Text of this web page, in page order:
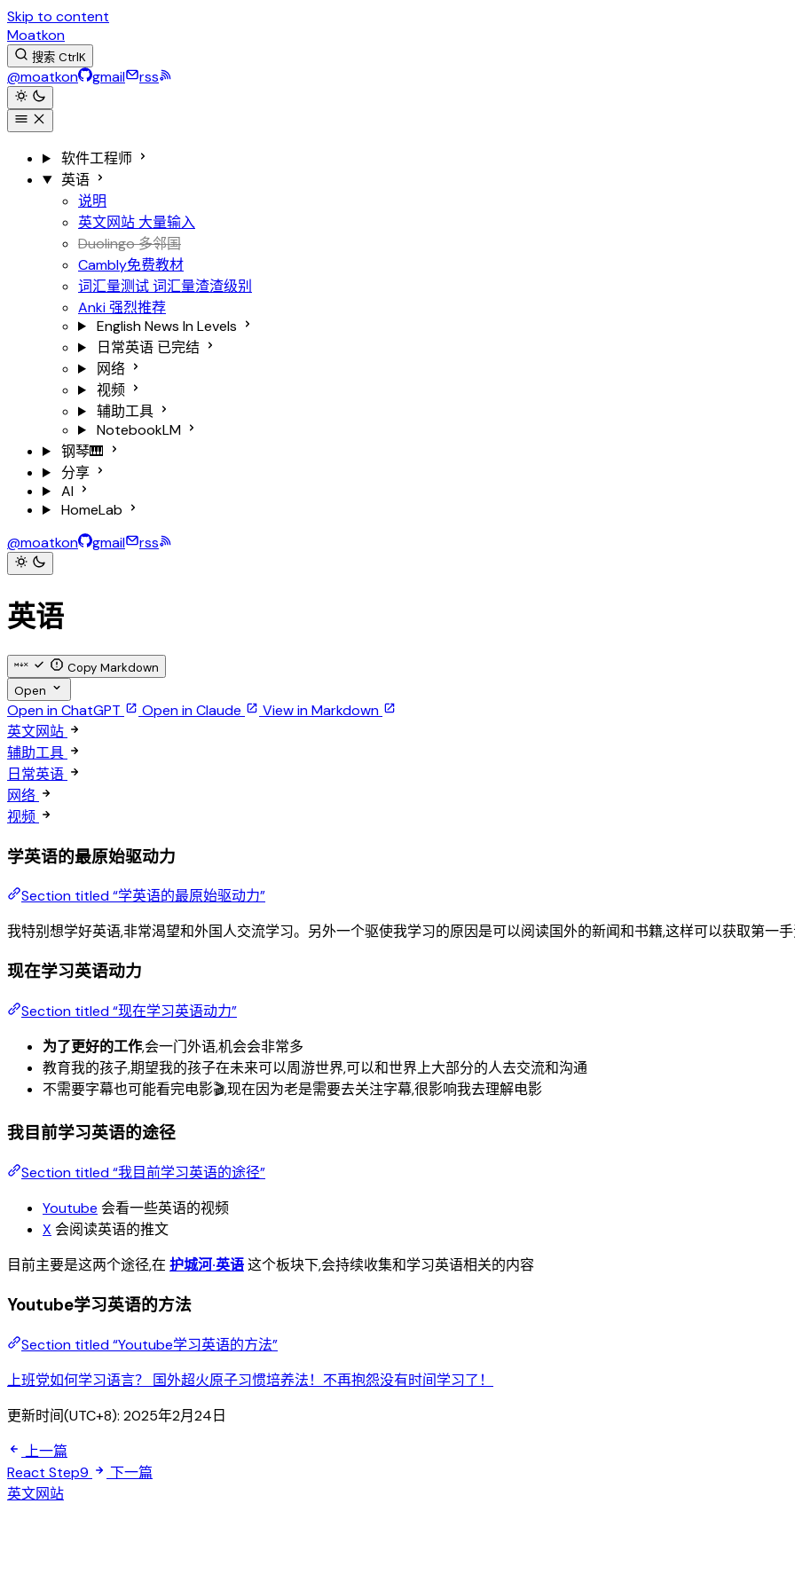
Skip to content
Moatkon
搜索 CtrlK
@moatkon gmail rss
软件工程师
英语
说明
英文网站 大量输入
Duolingo 多邻国
Cambly免费教材
词汇量测试词汇量渣渣级别
Anki强烈推荐
English News In Levels
日常英语 已完结
网络
视频
辅助工具
NotebookLM
钢琴🎹
分享
AI
HomeLab
@moatkon
gmail rss
英语
Copy Markdown
Open
Open in ChatGPT Open in Claude
View in Markdown
英文网站
辅助工具
日常英语
网络
视频
学英语的最原始驱动力
Section titled “学英语的最原始驱动力”
我特别想学好英语,非常渴望和外国人交流学习。另外一个驱使我学习的原因是可以阅读国外的新闻和书籍,这样可以获取第一
现在学习英语动力
Section titled “现在学习英语动力”
为了更好的工作,会一门外语,机会会非常多
教育我的孩子,期望我的孩子在未来可以周游世界,可以和世界上大部分的人去交流和沟通
不需要字幕也可能看完电影🎬,现在因为老是需要去关注字幕,很影响我去理解电影
我目前学习英语的途径
Section titled “我目前学习英语的途径”
Youtube 会看一些英语的视频
X 会阅读英语的推文
目前主要是这两个途径,在 护城河·英语这个板块下,会持续收集和学习英语相关的内容
Youtube学习英语的方法
Section titled “Youtube学习英语的方法”
上班党如何学习语言？ 国外超火原子习惯培养法！不再抱怨没有时间学习了！
更新时间(UTC+8): 2025年2月24日
上一篇
React Step9
下一篇
英文网站